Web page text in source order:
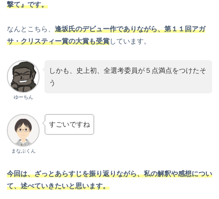
撃て』です。
なんとこちら、 逢坂氏のデビュー作でありながら、第１１回アガ
サ・クリスティー賞の大賞も受賞しています。
ゆーちん
しかも、史上初、全選考委員が５点満点をつけたそ
う
まなぶくん
すごいですね
今回は、ざっとあらすじを振り返りながら、私の解釈や感想につい
て、述べていきたいと思います。